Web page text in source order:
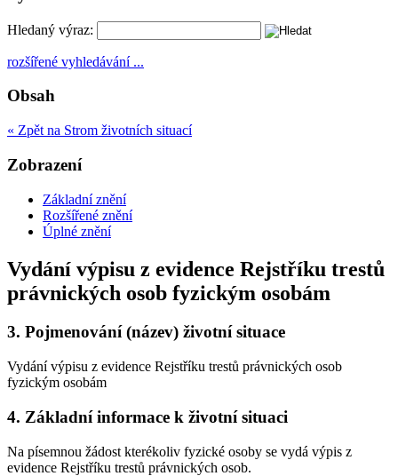
Hledaný výraz:
rozšířené vyhledávání ...
Obsah
« Zpět na Strom životních situací
Zobrazení
Základní znění
Rozšířené znění
Úplné znění
Vydání výpisu z evidence Rejstříku trestů
právnických osob fyzickým osobám
3. Pojmenování (název) životní situace
Vydání výpisu z evidence Rejstříku trestů právnických osob
fyzickým osobám
4. Základní informace k životní situaci
Na písemnou žádost kterékoliv fyzické osoby se vydá výpis z
evidence Rejstříku trestů právnických osob.